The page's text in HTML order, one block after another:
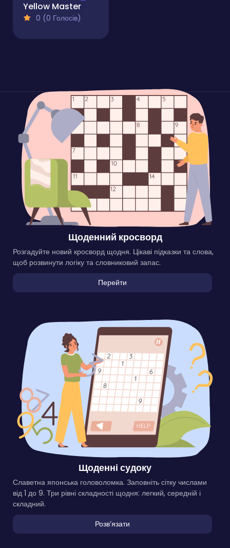
Yellow Master
0 (0 Голосів)
Щоденний кросворд
Розгадуйте новий кросворд щодня. Цікаві підказки та слова,
щоб розвинути логіку та словниковий запас.
Перейти
Щоденні судоку
Славетна японська головоломка. Заповніть сітку числами
від 1 до 9. Три рівні складності щодня: легкий, середній і
складний.
Розвʼязати